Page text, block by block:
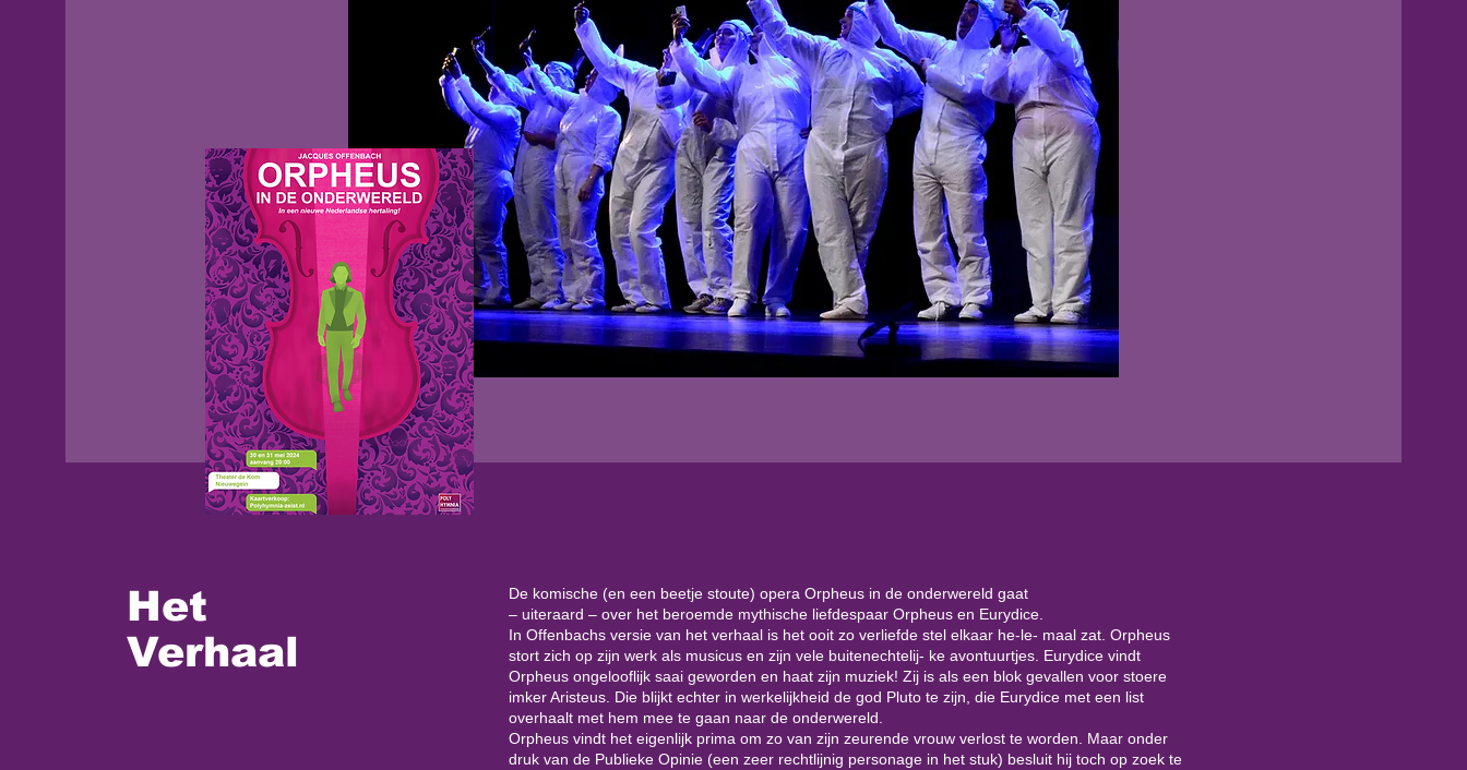
Het
Verhaal
De komische (en een beetje stoute) opera Orpheus in de onderwereld gaat
– uiteraard – over het beroemde mythische liefdespaar Orpheus en Eurydice.
In Offenbachs versie van het verhaal is het ooit zo verliefde stel elkaar he-le- maal zat. Orpheus
stort zich op zijn werk als musicus en zijn vele buitenechtelij- ke avontuurtjes. Eurydice vindt
Orpheus ongelooflijk saai geworden en haat zijn muziek! Zij is als een blok gevallen voor stoere
imker Aristeus. Die blijkt echter in werkelijkheid de god Pluto te zijn, die Eurydice met een list
overhaalt met hem mee te gaan naar de onderwereld.
Orpheus vindt het eigenlijk prima om zo van zijn zeurende vrouw verlost te worden. Maar onder
druk van de Publieke Opinie (een zeer rechtlijnig personage in het stuk) besluit hij toch op zoek te